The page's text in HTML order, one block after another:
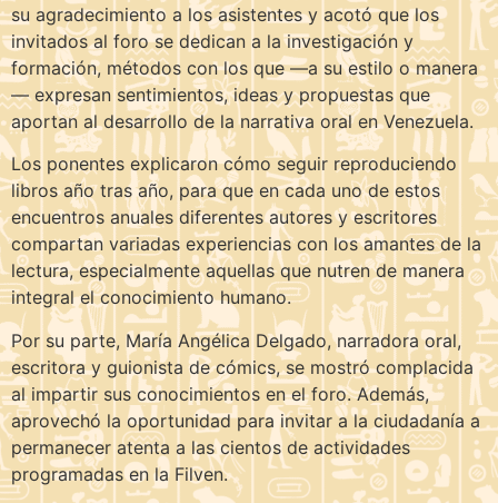
su agradecimiento a los asistentes y acotó que los
invitados al foro se dedican a la investigación y
formación, métodos con los que —a su estilo o manera
— expresan sentimientos, ideas y propuestas que
aportan al desarrollo de la narrativa oral en Venezuela.
Los ponentes explicaron cómo seguir reproduciendo
libros año tras año, para que en cada uno de estos
encuentros anuales diferentes autores y escritores
compartan variadas experiencias con los amantes de la
lectura, especialmente aquellas que nutren de manera
integral el conocimiento humano.
Por su parte, María Angélica Delgado, narradora oral,
escritora y guionista de cómics, se mostró complacida
al impartir sus conocimientos en el foro. Además,
aprovechó la oportunidad para invitar a la ciudadanía a
permanecer atenta a las cientos de actividades
programadas en la Filven.